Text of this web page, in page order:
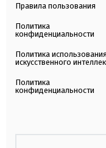
Правила пользования
Политика
конфиденциальности
Политика использования
искусственного
Политика
конфиденциальности